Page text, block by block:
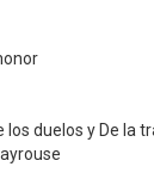
los duelos y De la